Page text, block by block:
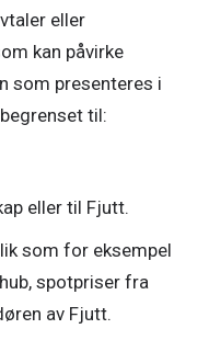
eller
kan påvirke
som presenteres i
til:
eller til Fjutt.
som for eksempel
spotpriser fra
av Fjutt.